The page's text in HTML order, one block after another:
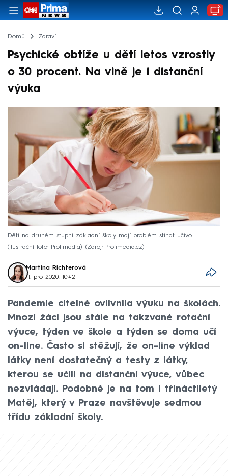
Domů Zdraví
Psychické obtíže u dětí letos vzrostly
o 30 procent. Na vině je i distanční
výuka
Děti na druhém stupni základní školy mají problém stíhat učivo.
(Ilustrační foto: Profimedia)
Zdroj: Profimedia.cz
Martina Richterová
11. pro 2020, 10:42
Pandemie citelně ovlivnila výuku na školách.
Mnozí žáci jsou stále na takzvané rotační
výuce, týden ve škole a týden se doma učí
on-line. Často si stěžují, že on-line výklad
látky není dostatečný a testy z látky,
kterou se učili na distanční výuce, vůbec
nezvládají. Podobně je na tom i třináctiletý
Matěj, který v Praze navštěvuje sedmou
třídu základní školy.